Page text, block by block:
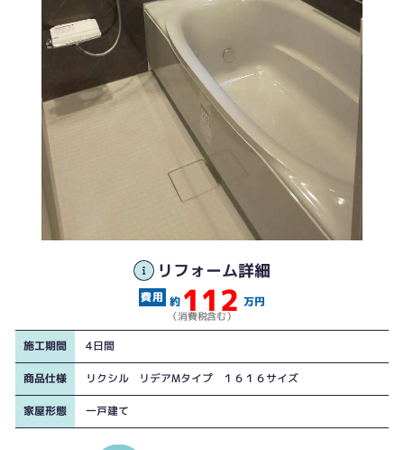
リフォーム詳細
約 112 万円
（消費税含む）
施工期間 4日間
商品仕様 リクシル リデアMタイプ １６１６サイズ
家屋形態 一戸建て